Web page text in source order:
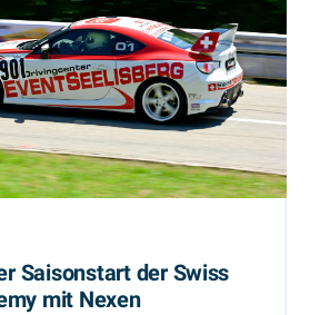
Saisonstart der Swiss
mit Nexen